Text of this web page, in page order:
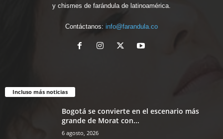
y chismes de farándula de latinoamérica.
Contáctanos: info@farandula.co
Incluso más noticias
Bogotá se convierte en el escenario más
grande de Morat con...
6 agosto, 2026